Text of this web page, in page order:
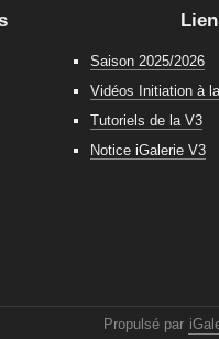
Saison 2025/2026
Vidéos Initiation à
Tutoriels de la V3
Notice iGalerie V3
Propulsé par